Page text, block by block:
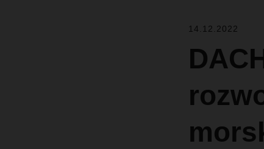
14.12.2022